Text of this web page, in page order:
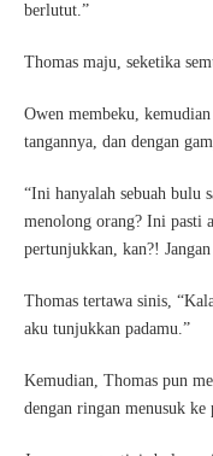
berlutut.”
Thomas maju, seketika
Owen membeku,
tangannya, dan dengan
“Ini hanyalah sebuah bulu
menolong orang? Ini pasti
pertunjukkan, kan?!
Thomas tertawa sinis,
aku tunjukkan padamu.”
Kemudian, Thomas pun
dengan ringan menusuk ke